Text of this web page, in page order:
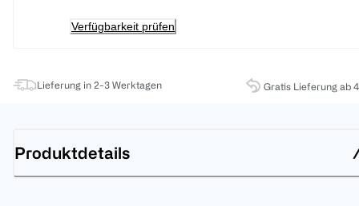
Verfügbarkeit prüfen
Lieferung in 2-3 Werktagen Gratis Lieferung ab
Produktdetails